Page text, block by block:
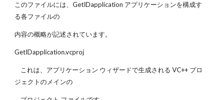
このファイルには、GetIDapplication アプリケーションを構成す
る各ファイルの
内容の概略が記述されています。
GetIDapplication.vcproj
これは、アプリケーション ウィザードで生成される VC++ プロ
ジェクトのメインの